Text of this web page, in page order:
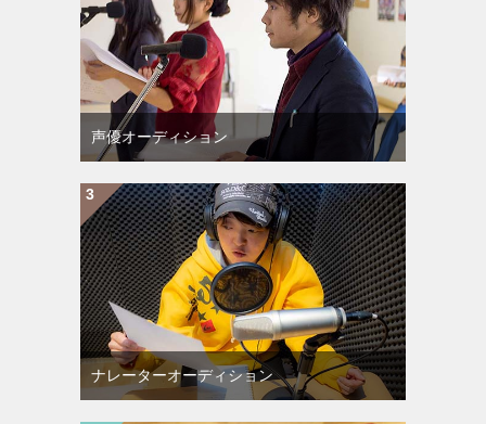
声優オーディション
ナレーターオーディション